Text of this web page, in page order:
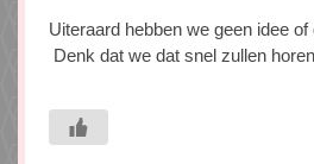
Uiteraard hebben we geen idee
Denk dat we dat snel zullen